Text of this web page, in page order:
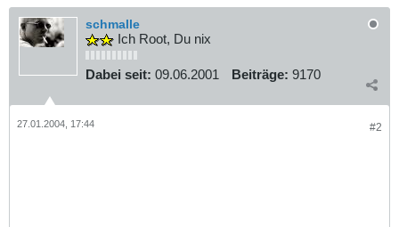
schmalle
Ich Root, Du nix
Dabei seit: 09.06.2001 Beiträge: 9170
#2
27.01.2004, 17:44